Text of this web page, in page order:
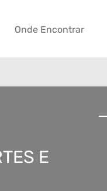
Onde Encontrar
E